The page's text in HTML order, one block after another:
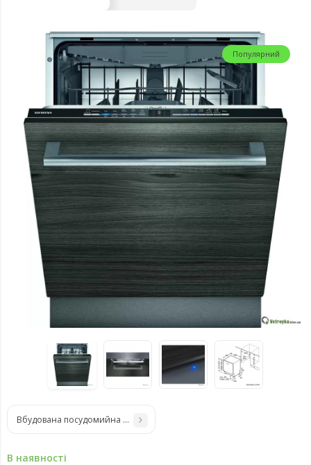
Популярний
Вбудована посудомийна машина Siemens SN63HX36TE
В наявності